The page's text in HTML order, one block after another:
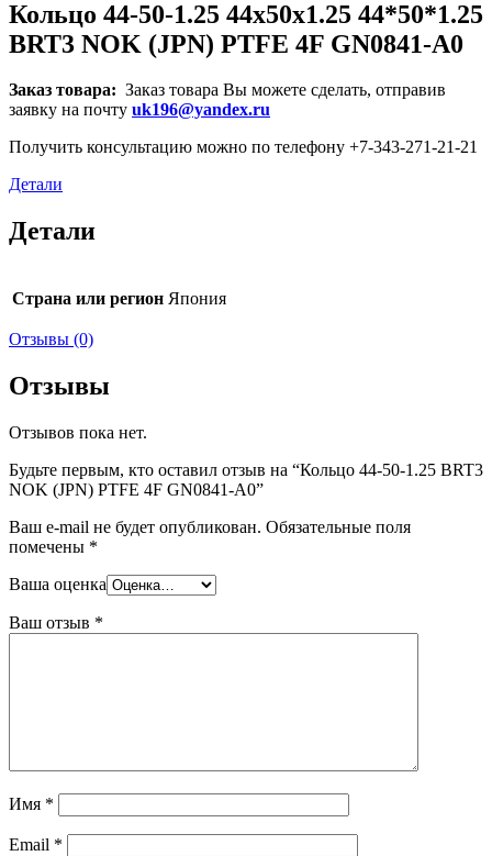
Кольцо 44-50-1.25 44x50x1.25 44*50*1.25
BRT3 NOK (JPN) PTFE 4F GN0841-A0
Заказ товара: Заказ товара Вы можете сделать, отправив
заявку на почту uk196@yandex.ru
Получить консультацию можно по телефону +7-343-271-21-21
Детали
Детали
Страна или регион Япония
Отзывы (0)
Отзывы
Отзывов пока нет.
Будьте первым, кто оставил отзыв на “Кольцо 44-50-1.25 BRT3
NOK (JPN) PTFE 4F GN0841-A0”
Ваш e-mail не будет опубликован. Обязательные поля
помечены *
Ваша оценка
Ваш отзыв *
Имя *
Email *